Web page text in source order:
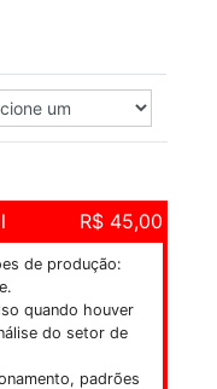
R$ 45,00
de produção:
quando houver
do setor de
padrões